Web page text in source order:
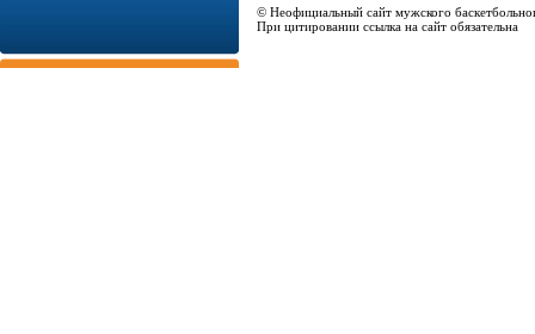
© Неофициальный сайт мужского
При цитировании ссылка на сайт обязательна